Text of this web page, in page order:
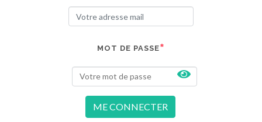
MOT DE PASSE
ME CONNECTER